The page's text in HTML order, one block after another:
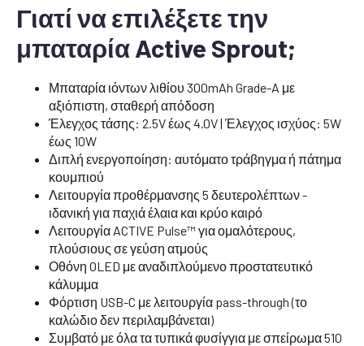
Γιατί να επιλέξετε την
μπαταρία Active Sprout;
Μπαταρία ιόντων λιθίου 300mAh Grade-A με
αξιόπιστη, σταθερή απόδοση
Έλεγχος τάσης: 2.5V έως 4.0V | Έλεγχος ισχύος: 5W
έως 10W
Διπλή ενεργοποίηση: αυτόματο τράβηγμα ή πάτημα
κουμπιού
Λειτουργία προθέρμανσης 5 δευτερολέπτων -
ιδανική για παχιά έλαια και κρύο καιρό
Λειτουργία ACTIVE Pulse™ για ομαλότερους,
πλούσιους σε γεύση ατμούς
Οθόνη OLED με αναδιπλούμενο προστατευτικό
κάλυμμα
Φόρτιση USB-C με λειτουργία pass-through (το
καλώδιο δεν περιλαμβάνεται)
Συμβατό με όλα τα τυπικά φυσίγγια με σπείρωμα 510